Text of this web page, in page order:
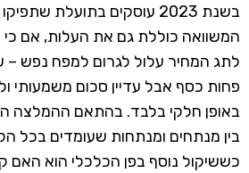
בשנת 2023 עוסקים בתועלת
המשוואה כוללת גם את העלות, אם כי
לתג המחיר עלול לגרום למפח נפש –
פחות כסף אבל עדיין סכום משמעותי
באופן חלקי בלבד. בהתאם ההמלצה
בין מנתחים ומנתחות שעומדים בכל
כששיקול נוסף בפן הכלכלי הוא